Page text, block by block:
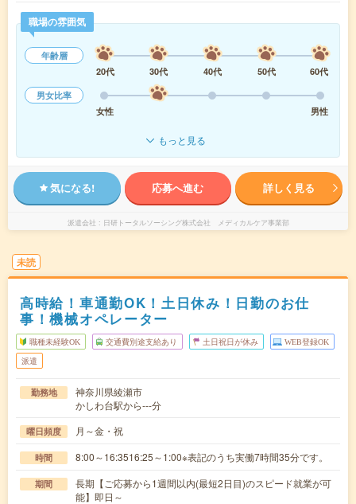
職場の雰囲気
年齢層
20代
30代 40代 50代
60代
男女比率
女性
男性
もっと見る
気になる! 応募へ進む 詳しく見る
派遣会社 日研トータルソーシング株式会社 メディカルケア事業部
未読
高時給！車通勤OK！土日休み！日勤のお仕
事！機械オペレーター
職種未経験OK 交通費別途支給あり 土日祝日が休み WEB登録OK
派遣
勤務地
神奈川県綾瀬市
かしわ台駅から---分
曜日頻度 月～金・祝
時間 8:00～16:3516:25～1:00※表記のうち実働7時間35分です。
期間
長期【ご応募から1週間以内(最短2日目)のスピード就業が可
能】即日～